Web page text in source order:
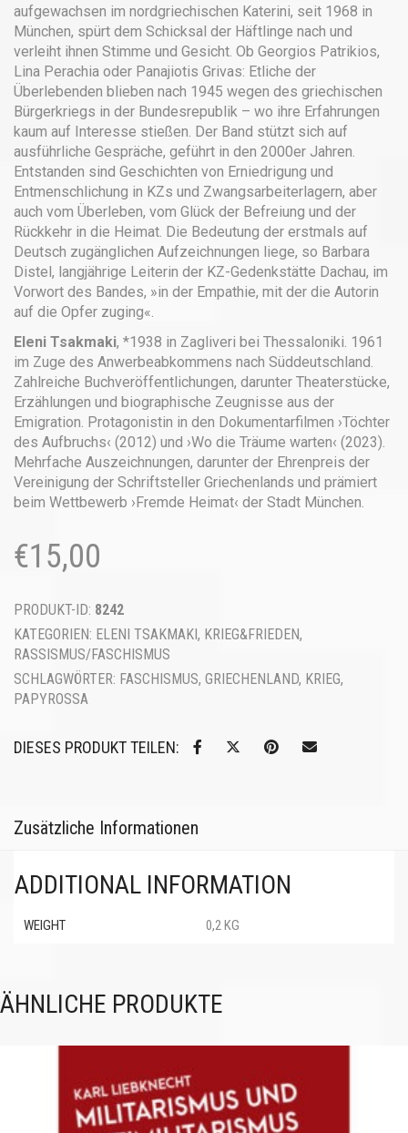
aufgewachsen im nordgriechischen Katerini, seit 1968 in
München, spürt dem Schicksal der Häftlinge nach und
verleiht ihnen Stimme und Gesicht. Ob Georgios Patrikios,
Lina Perachia oder Panajiotis Grivas: Etliche der
Überlebenden blieben nach 1945 wegen des griechischen
Bürgerkriegs in der Bundesrepublik – wo ihre Erfahrungen
kaum auf Interesse stießen. Der Band stützt sich auf
ausführliche Gespräche, geführt in den 2000er Jahren.
Entstanden sind Geschichten von Erniedrigung und
Entmenschlichung in KZs und Zwangsarbeiterlagern, aber
auch vom Überleben, vom Glück der Befreiung und der
Rückkehr in die Heimat. Die Bedeutung der erstmals auf
Deutsch zugänglichen Aufzeichnungen liege, so Barbara
Distel, langjährige Leiterin der KZ-Gedenkstätte Dachau, im
Vorwort des Bandes, »in der Empathie, mit der die Autorin
auf die Opfer zuging«.
Eleni Tsakmaki, *1938 in Zagliveri bei Thessaloniki. 1961
im Zuge des Anwerbeabkommens nach Süddeutschland.
Zahlreiche Buchveröffentlichungen, darunter Theaterstücke,
Erzählungen und biographische Zeugnisse aus der
Emigration. Protagonistin in den Dokumentarfilmen ›Töchter
des Aufbruchs‹ (2012) und ›Wo die Träume warten‹ (2023).
Mehrfache Auszeichnungen, darunter der Ehrenpreis der
Vereinigung der Schriftsteller Griechenlands und prämiert
beim Wettbewerb ›Fremde Heimat‹ der Stadt München.
€15,00
PRODUKT-ID: 8242
KATEGORIEN: ELENI TSAKMAKI, KRIEG&FRIEDEN,
RASSISMUS/FASCHISMUS
SCHLAGWÖRTER: FASCHISMUS, GRIECHENLAND, KRIEG,
PAPYROSSA
DIESES PRODUKT TEILEN:
Zusätzliche Informationen
ADDITIONAL INFORMATION
WEIGHT 0,2 KG
ÄHNLICHE PRODUKTE